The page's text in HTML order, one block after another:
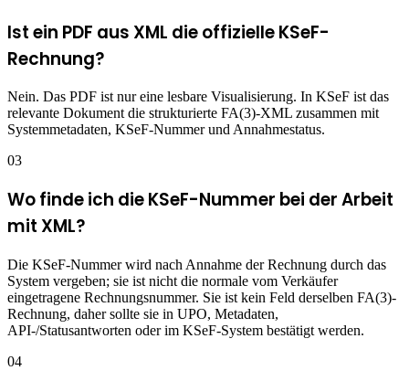
Ist ein PDF aus XML die offizielle KSeF-
Rechnung?
Nein. Das PDF ist nur eine lesbare Visualisierung. In KSeF ist das
relevante Dokument die strukturierte FA(3)-XML zusammen mit
Systemmetadaten, KSeF-Nummer und Annahmestatus.
03
Wo finde ich die KSeF-Nummer bei der Arbeit
mit XML?
Die KSeF-Nummer wird nach Annahme der Rechnung durch das
System vergeben; sie ist nicht die normale vom Verkäufer
eingetragene Rechnungsnummer. Sie ist kein Feld derselben FA(3)-
Rechnung, daher sollte sie in UPO, Metadaten,
API-/Statusantworten oder im KSeF-System bestätigt werden.
04